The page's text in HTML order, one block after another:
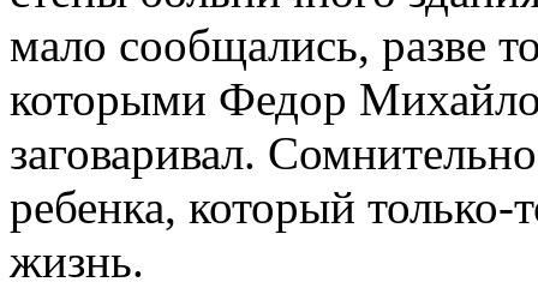
мало сообщались, разве
которыми Федор
заговаривал.
ребенка, который только-
жизнь.